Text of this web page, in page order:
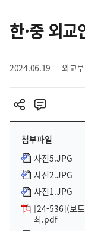
텐
츠
역
한·중 외
2024.06.19 외교부
첨부파일
사진5.JPG
사진2.JPG
사진1.JPG
[24-536](보
최.pdf